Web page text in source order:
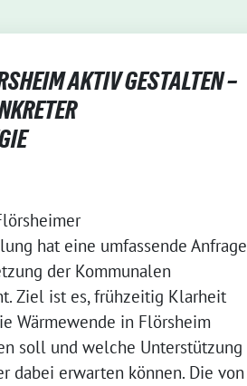
AKTIV GESTALTEN –
hat eine umfassende Anfrage
der Kommunalen
Ziel ist es, frühzeitig Klarheit
Wärmewende in Flörsheim
soll und welche Unterstützung
dabei erwarten können. Die von